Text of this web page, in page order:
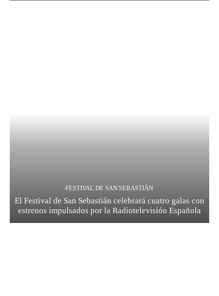
-FESTIVAL DE SAN SEBASTIÁN
El Festival de San Sebastián celebrará cuatro galas con
estrenos impulsados por la Radiotelevisión Española